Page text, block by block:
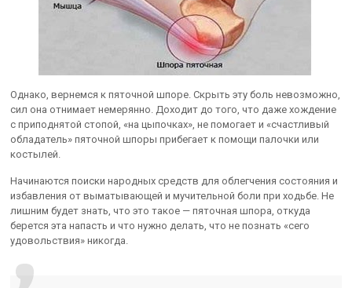
Однако, вернемся к пяточной шпоре. Скрыть эту боль невозможно,
сил она отнимает немерянно. Доходит до того, что даже хождение
с приподнятой стопой, «на цыпочках», не помогает и «счастливый
обладатель» пяточной шпоры прибегает к помощи палочки или
костылей.
Начинаются поиски народных средств для облегчения состояния и
избавления от выматывающей и мучительной боли при ходьбе. Не
лишним будет знать, что это такое — пяточная шпора, откуда
берется эта напасть и что нужно делать, что не познать «сего
удовольствия» никогда.